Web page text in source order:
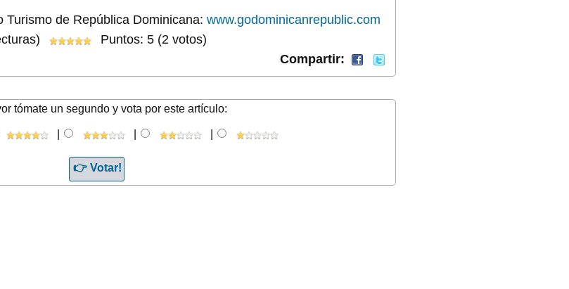
de República Dominicana: www.godominicanrepublic.com
Puntos: 5 (2 votos)
Compartir:
tómate un segundo y vota por este artículo: